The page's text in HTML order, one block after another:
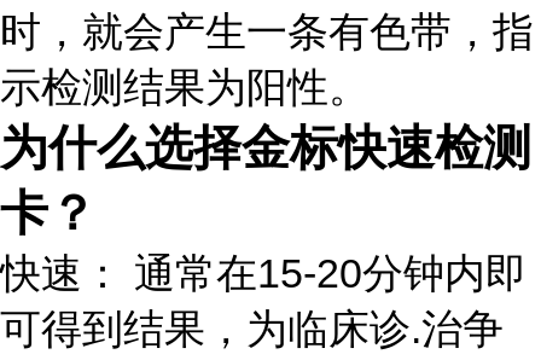
时，就会产生一条有色带，指
示检测结果为阳性。
为什么选择金标快速检测
卡？
快速： 通常在15-20分钟内即
可得到结果，为临床诊.治争